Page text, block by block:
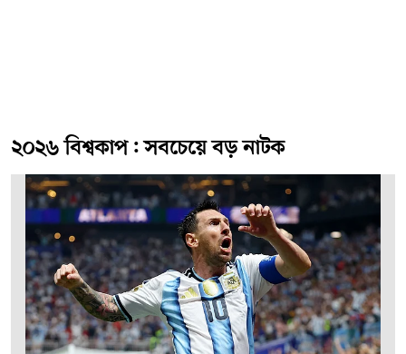
২০২৬ বিশ্বকাপ: সবচেয়ে বড় নাটক